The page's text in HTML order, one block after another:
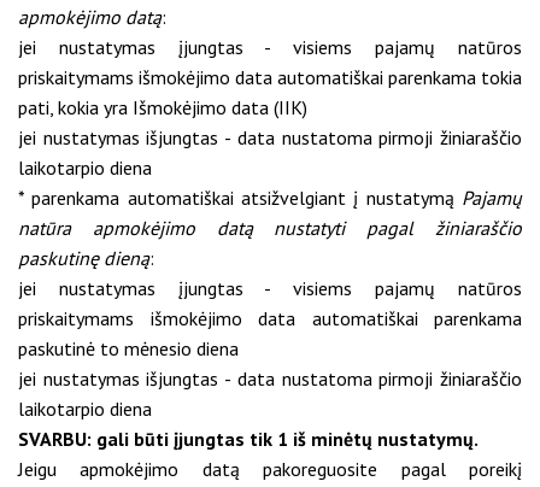
apmokėjimo datą:
jei nustatymas įjungtas - visiems pajamų natūros
priskaitymams išmokėjimo data automatiškai parenkama tokia
pati, kokia yra Išmokėjimo data (IIK)
jei nustatymas išjungtas - data nustatoma pirmoji žiniaraščio
laikotarpio diena
* parenkama automatiškai atsižvelgiant į nustatymą Pajamų
natūra apmokėjimo datą nustatyti pagal žiniaraščio
paskutinę dieną:
jei nustatymas įjungtas - visiems pajamų natūros
priskaitymams išmokėjimo data automatiškai parenkama
paskutinė to mėnesio diena
jei nustatymas išjungtas - data nustatoma pirmoji žiniaraščio
laikotarpio diena
SVARBU: gali būti įjungtas tik 1 iš minėtų nustatymų.
Jeigu apmokėjimo datą pakoreguosite pagal poreikį